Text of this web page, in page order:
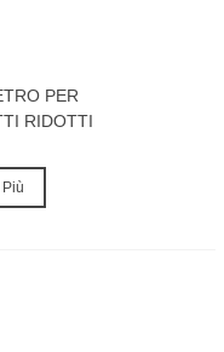
PER
RIDOTTI